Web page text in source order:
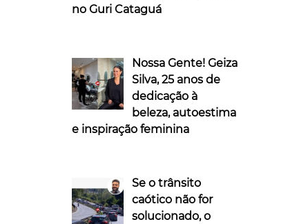
no Guri Cataguá
Nossa Gente! Geiza
Silva, 25 anos de
dedicação à
beleza, autoestima
e inspiração feminina
Se o trânsito
caótico não for
solucionado, o